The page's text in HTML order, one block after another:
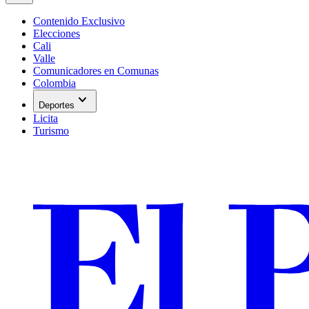
Contenido Exclusivo
Elecciones
Cali
Valle
Comunicadores en Comunas
Colombia
Deportes expand_more
Licita
Turismo